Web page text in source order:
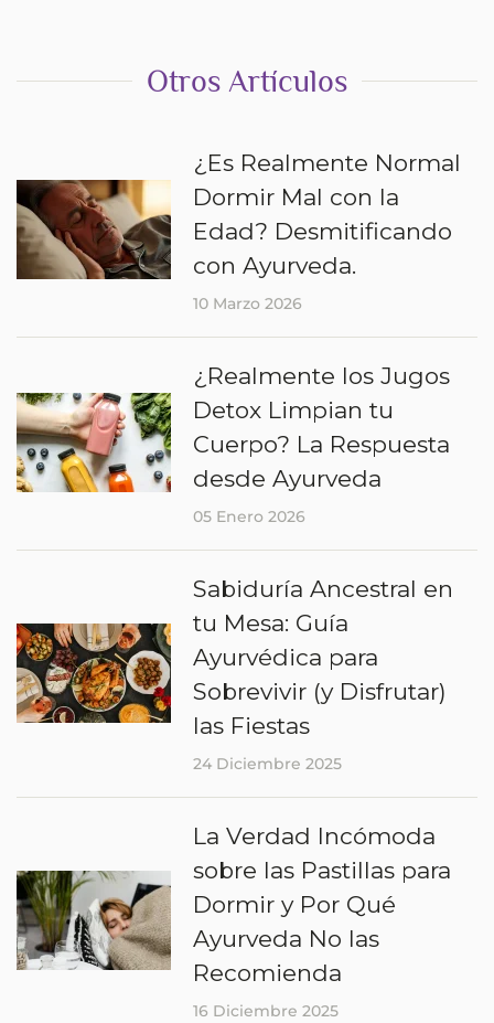
Otros Artículos
¿Es Realmente Normal
Dormir Mal con la
Edad? Desmitificando
con Ayurveda.
10 Marzo 2026
¿Realmente los Jugos
Detox Limpian tu
Cuerpo? La Respuesta
desde Ayurveda
05 Enero 2026
Sabiduría Ancestral en
tu Mesa: Guía
Ayurvédica para
Sobrevivir (y Disfrutar)
las Fiestas
24 Diciembre 2025
La Verdad Incómoda
sobre las Pastillas para
Dormir y Por Qué
Ayurveda No las
Recomienda
16 Diciembre 2025